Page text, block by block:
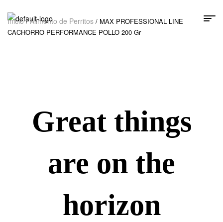
Inicio/Alimento de Perritos / MAX PROFESSIONAL LINE
CACHORRO PERFORMANCE POLLO 200 Gr
Great things
are on the
horizon